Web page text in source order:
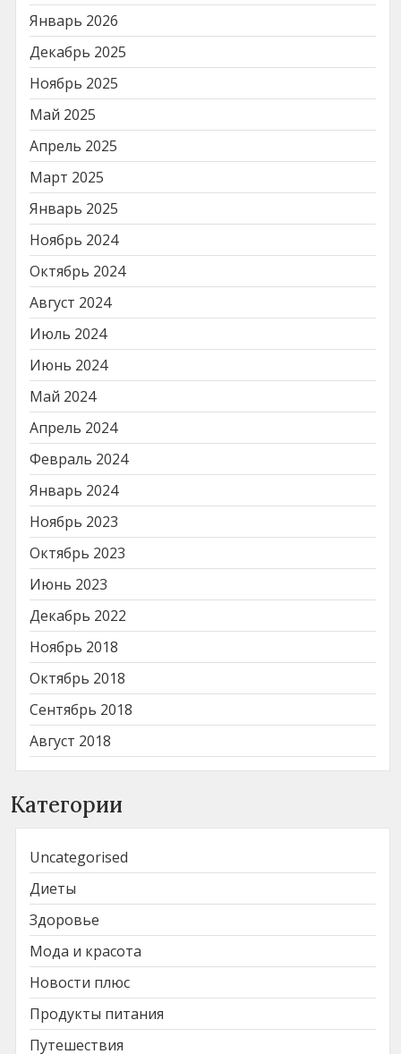
Январь 2026
Декабрь 2025
Ноябрь 2025
Май 2025
Апрель 2025
Март 2025
Январь 2025
Ноябрь 2024
Октябрь 2024
Август 2024
Июль 2024
Июнь 2024
Май 2024
Апрель 2024
Февраль 2024
Январь 2024
Ноябрь 2023
Октябрь 2023
Июнь 2023
Декабрь 2022
Ноябрь 2018
Октябрь 2018
Сентябрь 2018
Август 2018
Категории
Uncategorised
Диеты
Здоровье
Мода и красота
Новости плюс
Продукты питания
Путешествия